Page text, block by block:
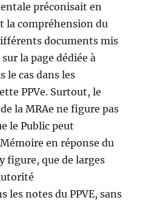
préconisait en
la compréhension du
documents mis
la page dédiée à
le cas dans les
PPVe. Surtout, le
la MRAe ne figure pas
le Public peut
en réponse du
figure, que de larges
les notes du PPVE, sans